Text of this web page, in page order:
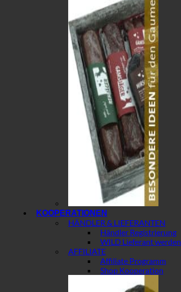
KOOPERATIONEN
HÄNDLER & LIEFERANTEN
Händler Registrierung
WILD Lieferant werden
AFFILIATE
Affiliate Programm
Shop Kooperation